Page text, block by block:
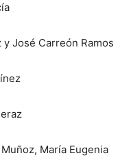
José Carreón Ramos
María Eugenia